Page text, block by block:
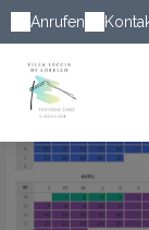
Anrufen